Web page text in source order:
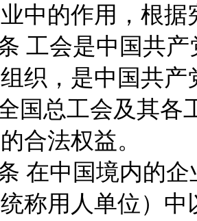
中的作用，根据
工会是中国共
织，是中国共
国总工会及其各
合法权益。
在中国境内的
统称用人单位）